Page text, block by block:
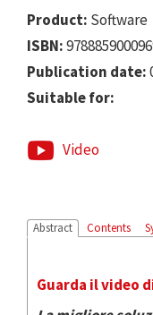
Product: Software
ISBN:
Publication date:
Suitable for:
Video
Abstract Contents
Guarda il video